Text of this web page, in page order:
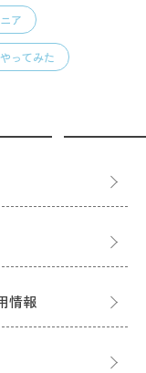
ア
やってみた
情報